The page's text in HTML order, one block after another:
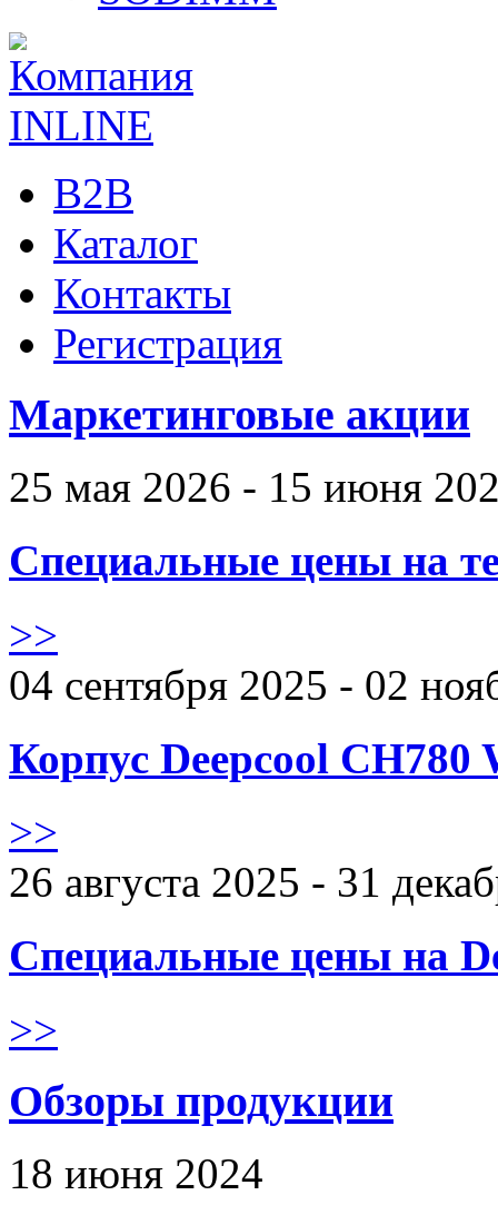
B2B
Каталог
Контакты
Регистрация
Маркетинговые акции
25 мая 2026 - 15 июня
Специальные цены на
>>
04 сентября 2025 - 02
Корпус Deepcool CH780
>>
26 августа 2025 - 31
Специальные цены на
>>
Обзоры продукции
18 июня 2024